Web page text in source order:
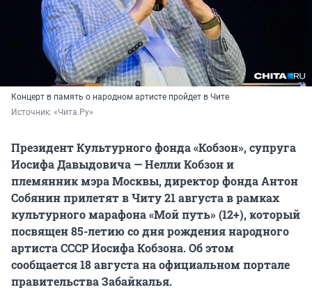
Концерт в память о народном артисте пройдет в Чите
Источник: «Чита.Ру»
Президент Культурного фонда «Кобзон», супруга
Иосифа Давыдовича — Нелли Кобзон и
племянник мэра Москвы, директор фонда Антон
Собянин прилетят в Читу 21 августа в рамках
культурного марафона «Мой путь» (12+), который
посвящен 85-летию со дня рождения народного
артиста СССР Иосифа Кобзона. Об этом
сообщается 18 августа на официальном портале
правительства Забайкалья.